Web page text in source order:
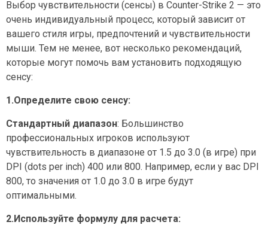
Выбор чувствительности (сенсы) в Counter-Strike 2 — это
очень индивидуальный процесс, который зависит от
вашего стиля игры, предпочтений и чувствительности
мыши. Тем не менее, вот несколько рекомендаций,
которые могут помочь вам установить подходящую
сенсу:
1.Определите свою сенсу:
Стандартный диапазон: Большинство
профессиональных игроков используют
чувствительность в диапазоне от 1.5 до 3.0 (в игре) при
DPI (dots per inch) 400 или 800. Например, если у вас DPI
800, то значения от 1.0 до 3.0 в игре будут
оптимальными.
2.Используйте формулу для расчета: